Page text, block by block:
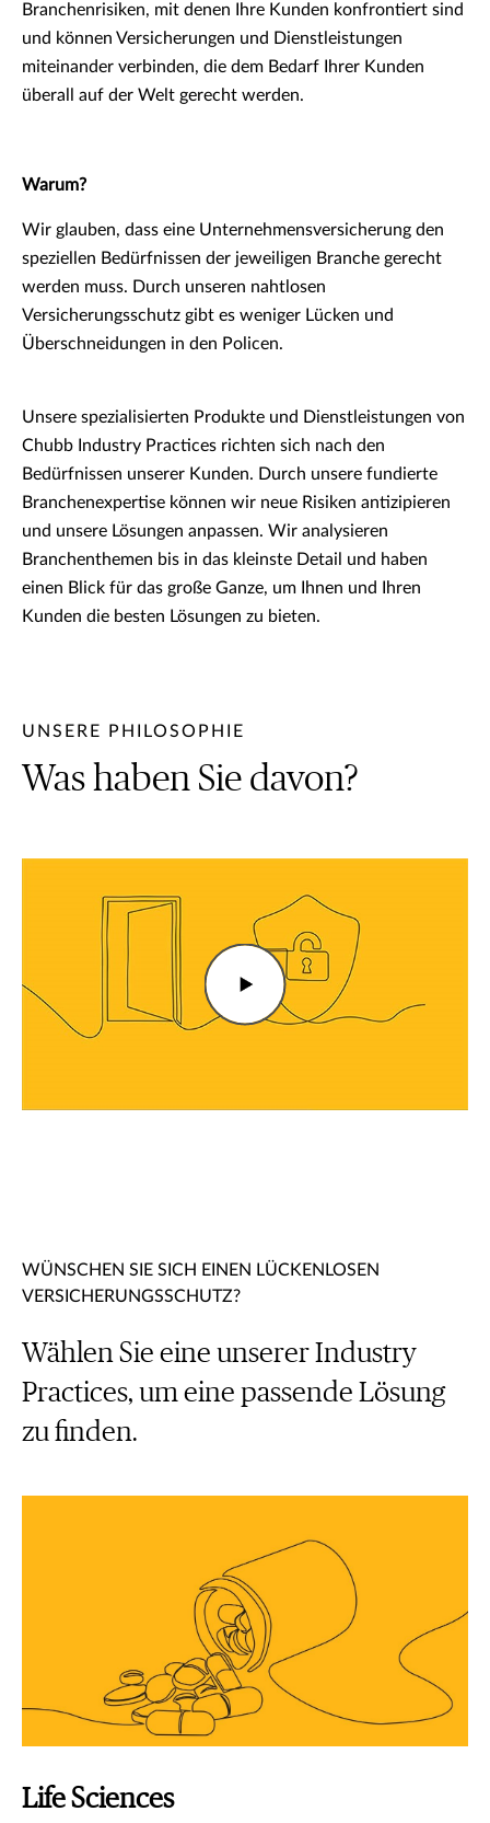
Branchenrisiken, mit denen Ihre Kunden konfrontiert sind
und können Versicherungen und Dienstleistungen
miteinander verbinden, die dem Bedarf Ihrer Kunden
überall auf der Welt gerecht werden.
Warum?
Wir glauben, dass eine Unternehmensversicherung den
speziellen Bedürfnissen der jeweiligen Branche gerecht
werden muss. Durch unseren nahtlosen
Versicherungsschutz gibt es weniger Lücken und
Überschneidungen in den Policen.
Unsere spezialisierten Produkte und Dienstleistungen von
Chubb Industry Practices richten sich nach den
Bedürfnissen unserer Kunden. Durch unsere fundierte
Branchenexpertise können wir neue Risiken antizipieren
und unsere Lösungen anpassen. Wir analysieren
Branchenthemen bis in das kleinste Detail und haben
einen Blick für das große Ganze, um Ihnen und Ihren
Kunden die besten Lösungen zu bieten.
UNSERE PHILOSOPHIE
Was haben Sie davon?
WÜNSCHEN SIE SICH EINEN LÜCKENLOSEN
VERSICHERUNGSSCHUTZ?
Wählen Sie eine unserer Industry
Practices, um eine passende Lösung
zu finden.
Life Sciences